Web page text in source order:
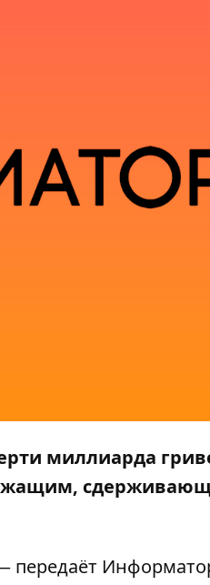
миллиарда
передаёт